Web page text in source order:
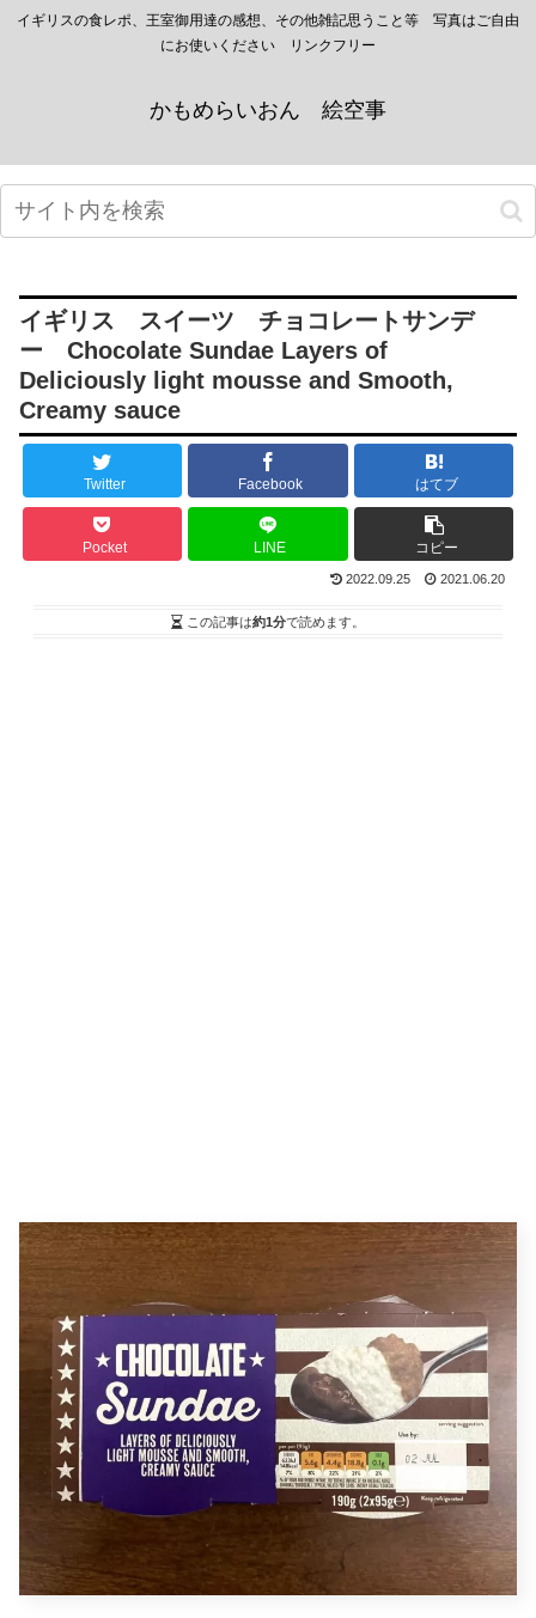
イギリスの食レポ、王室御用達の感想、その他雑記思うこと等 写真はご自由
にお使いください リンクフリー
かもめらいおん 絵空事
イギリス スイーツ チョコレートサンデ
ー Chocolate Sundae Layers of
Deliciously light mousse and Smooth,
Creamy sauce
Twitter Facebook はてブ
Pocket LINE コピー
2022.09.25 2021.06.20
この記事は約1分で読めます。